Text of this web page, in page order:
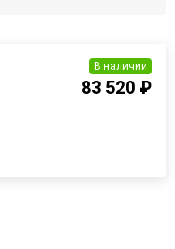
В наличии
83 520 ₽